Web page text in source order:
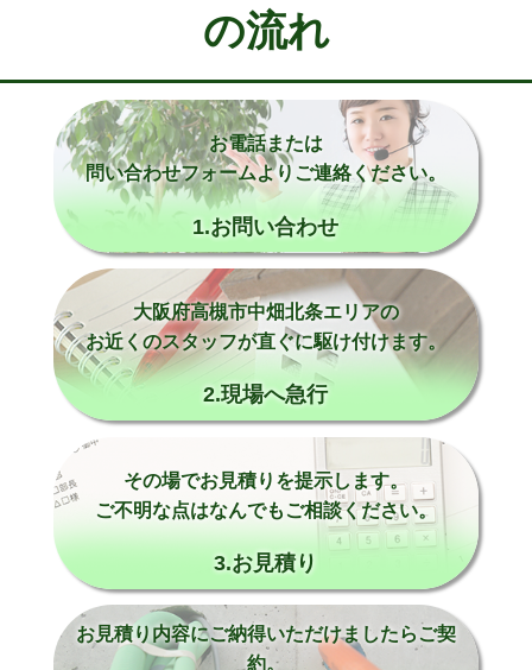
の流れ
お電話または
問い合わせフォームよりご連絡ください。
1.お問い合わせ
大阪府高槻市中畑北条エリアの
お近くのスタッフが直ぐに駆け付けます。
2.現場へ急行
その場でお見積りを提示します。
ご不明な点はなんでもご相談ください。
3.お見積り
お見積り内容にご納得いただけましたらご契
約。